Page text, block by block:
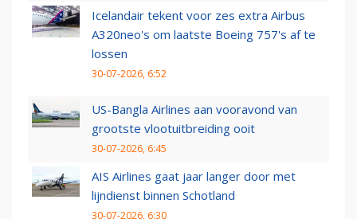
Icelandair tekent voor zes extra Airbus
A320neo's om laatste Boeing 757's af te
lossen
30-07-2026, 6:52
US-Bangla Airlines aan vooravond van
grootste vlootuitbreiding ooit
30-07-2026, 6:45
AIS Airlines gaat jaar langer door met
lijndienst binnen Schotland
30-07-2026, 6:30